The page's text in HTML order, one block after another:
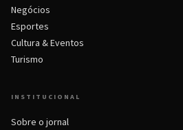
Negócios
Esportes
Cultura & Eventos
Turismo
INSTITUCIONAL
Sobre o jornal